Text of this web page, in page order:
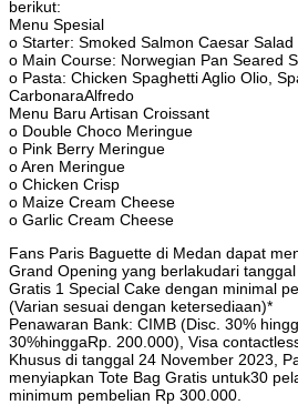
berikut:
Menu Spesial
o Starter: Smoked Salmon Caesar Salad
o Main Course: Norwegian Pan Seared
o Pasta: Chicken Spaghetti Aglio Olio,
CarbonaraAlfredo
Menu Baru Artisan Croissant
o Double Choco Meringue
o Pink Berry Meringue
o Aren Meringue
o Chicken Crisp
o Maize Cream Cheese
o Garlic Cream Cheese
Fans Paris Baguette di Medan dapat
Grand Opening yang berlakudari
Gratis 1 Special Cake dengan minimal
(Varian sesuai dengan ketersediaan)*
Penawaran Bank: CIMB (Disc. 30%
30%hinggaRp. 200.000), Visa
Khusus di tanggal 24 November 2023,
menyiapkan Tote Bag Gratis untuk30
minimum pembelian Rp 300.000.